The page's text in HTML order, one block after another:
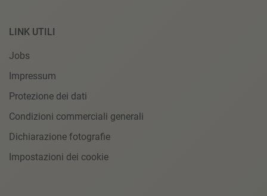
LINK UTILI
Jobs
Impressum
Protezione dei dati
Condizioni commerciali generali
Dichiarazione fotografie
Impostazioni dei cookie